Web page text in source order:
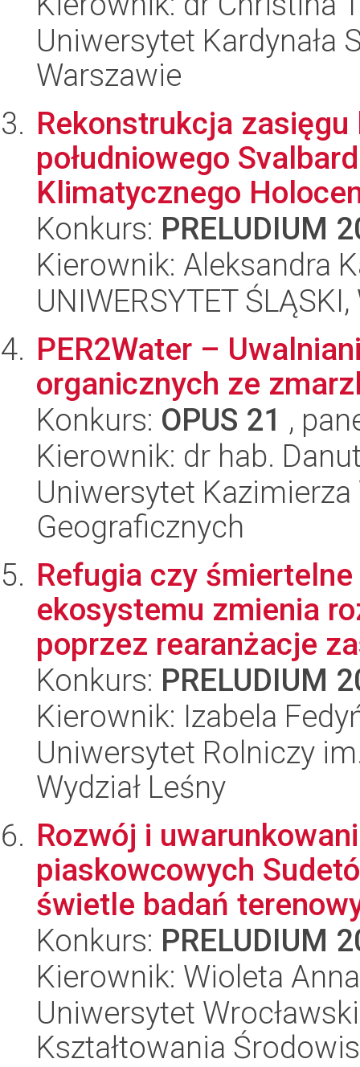
Uniwersytet Kardynała
Warszawie
Rekonstrukcja
południowego
Klimatycznego
Konkurs: PRELUDIUM
Kierownik: Aleksandra
UNIWERSYTET
PER2Water –
organicznych ze
Konkurs: OPUS 21 ,
Kierownik: dr hab.
Uniwersytet Kazimierza
Geograficznych
Refugia czy
ekosystemu zmienia
poprzez rearanżacje
Konkurs: PRELUDIUM
Kierownik: Izabela
Uniwersytet Rolniczy
Wydział Leśny
Rozwój i
piaskowcowych
świetle badań
Konkurs: PRELUDIUM
Kierownik: Wioleta
Uniwersytet
Kształtowania